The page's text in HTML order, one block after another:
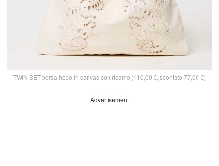
TWIN SET borsa hobo in canvas con ricamo (110,00 €, scontato 77,00 €)
Advertisement